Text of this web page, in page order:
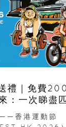
｜免費
：一次睇盡
百運動品牌
香港運動節